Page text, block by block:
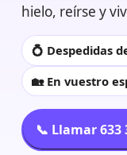
hielo, reírse y
💍 Despedidas
🏡 En vuestro
📞 Llamar 633